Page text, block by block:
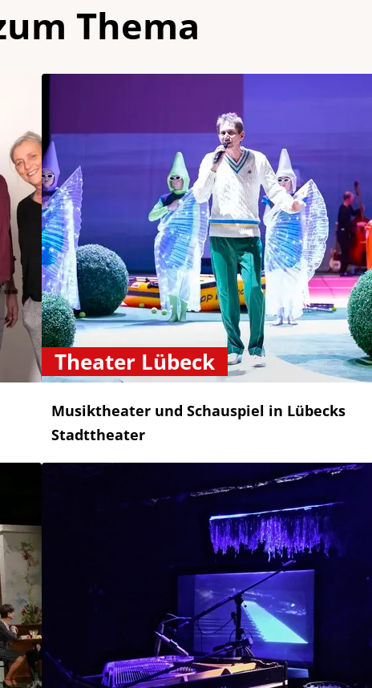
Thema
Theater Lübeck
Musiktheater und Schauspiel in Lübecks
Stadttheater